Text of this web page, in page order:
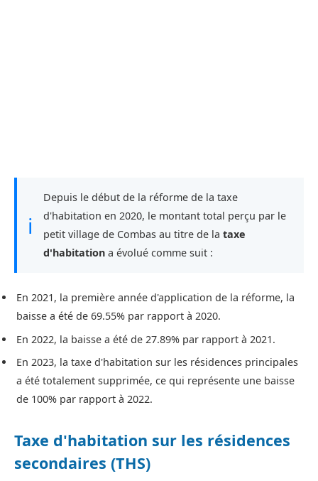
ℹ
Depuis le début de la réforme de la taxe
d'habitation en 2020, le montant total perçu par le
petit village de Combas au titre de la taxe
d'habitation a évolué comme suit :
En 2021, la première année d'application de la réforme, la
baisse a été de 69.55% par rapport à 2020.
En 2022, la baisse a été de 27.89% par rapport à 2021.
En 2023, la taxe d'habitation sur les résidences principales
a été totalement supprimée, ce qui représente une baisse
de 100% par rapport à 2022.
Taxe d'habitation sur les résidences
secondaires (THS)